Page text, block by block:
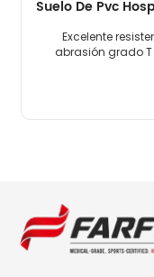
Excelente
abrasión grado